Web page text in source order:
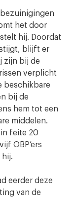
het door
hij. Doordat
stijgt, blijft er
zijn bij de
verplicht
beschikbare
bij de
hem tot een
middelen.
feite 20
OBP’ers
hij.
eerder deze
van de